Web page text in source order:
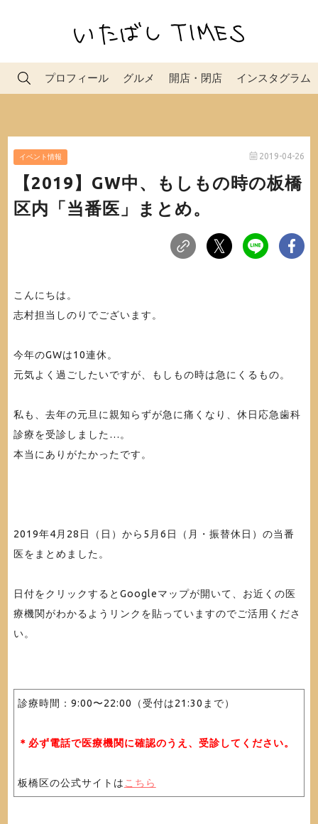
プロフィール グルメ 開店・閉店 インスタグラム
イベント情報 2019-04-26
【2019】GW中、もしもの時の板橋
区内「当番医」まとめ。
こんにちは。
志村担当しのりでございます。
今年のGWは10連休。
元気よく過ごしたいですが、もしもの時は急にくるもの。
私も、去年の元旦に親知らずが急に痛くなり、休日応急歯科
診療を受診しました…。
本当にありがたかったです。
2019年4月28日（日）から5月6日（月・振替休日）の当番
医をまとめました。
日付をクリックするとGoogleマップが開いて、お近くの医
療機関がわかるようリンクを貼っていますのでご活用くださ
い。
診療時間：9:00〜22:00（受付は21:30まで）
＊必ず電話で医療機関に確認のうえ、受診してください。
板橋区の公式サイトは こちら